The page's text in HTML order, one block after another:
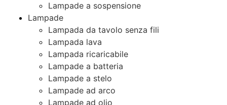
Lampade a sospensione
Lampade
Lampada da tavolo senza fili
Lampada lava
Lampada ricaricabile
Lampade a batteria
Lampade a stelo
Lampade ad arco
Lampade ad olio